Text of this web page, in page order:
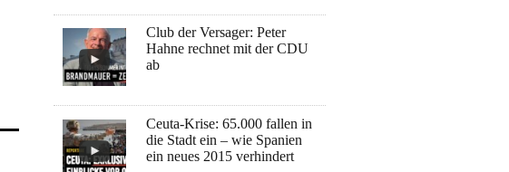
Club der Versager: Peter
Hahne rechnet mit der CDU
ab
Ceuta-Krise: 65.000 fallen in
die Stadt ein – wie Spanien
ein neues 2015 verhindert